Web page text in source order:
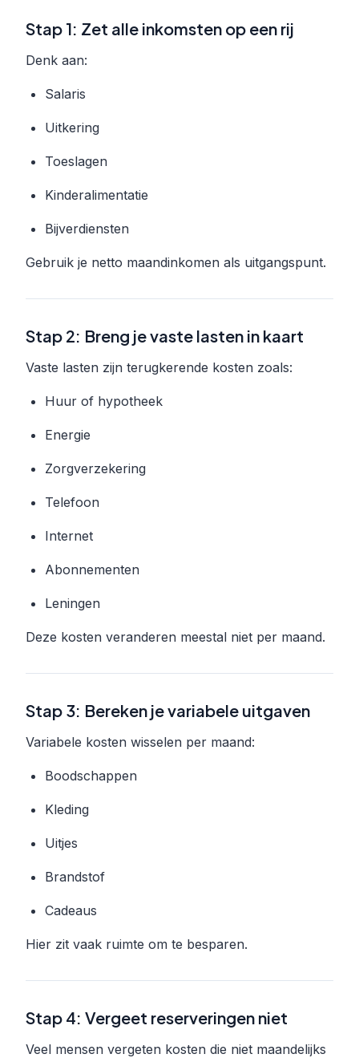
Stap 1: Zet alle inkomsten op een rij
Denk aan:
Salaris
Uitkering
Toeslagen
Kinderalimentatie
Bijverdiensten
Gebruik je netto maandinkomen als uitgangspunt.
Stap 2: Breng je vaste lasten in kaart
Vaste lasten zijn terugkerende kosten zoals:
Huur of hypotheek
Energie
Zorgverzekering
Telefoon
Internet
Abonnementen
Leningen
Deze kosten veranderen meestal niet per maand.
Stap 3: Bereken je variabele uitgaven
Variabele kosten wisselen per maand:
Boodschappen
Kleding
Uitjes
Brandstof
Cadeaus
Hier zit vaak ruimte om te besparen.
Stap 4: Vergeet reserveringen niet
Veel mensen vergeten kosten die niet maandelijks